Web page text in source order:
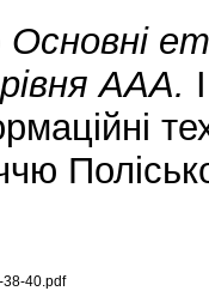
Основні
AAA.
38-40.pdf